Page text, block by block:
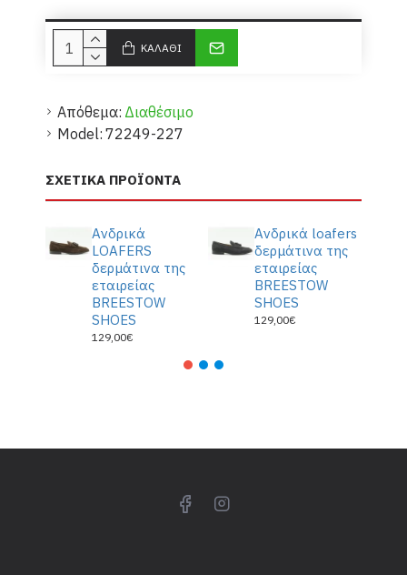
Απόθεμα: Διαθέσιμο
Model: 72249-227
ΚΑΛΆΘΙ
ΣΧΕΤΙΚΆ ΠΡΟΪΌΝΤΑ
Ανδρικά
LOAFERS
δερμάτινα της
εταιρείας
BREESTOW
SHOES
129,00€
Ανδρικά loafers
δερμάτινα της
εταιρείας
BREESTOW
SHOES
129,00€